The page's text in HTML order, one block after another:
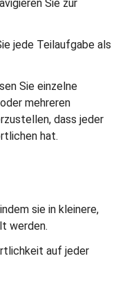
Sie zur
jede Teilaufgabe als
Sie einzelne
mehreren
dass jeder
hat.
sie in kleinere,
werden.
auf jeder